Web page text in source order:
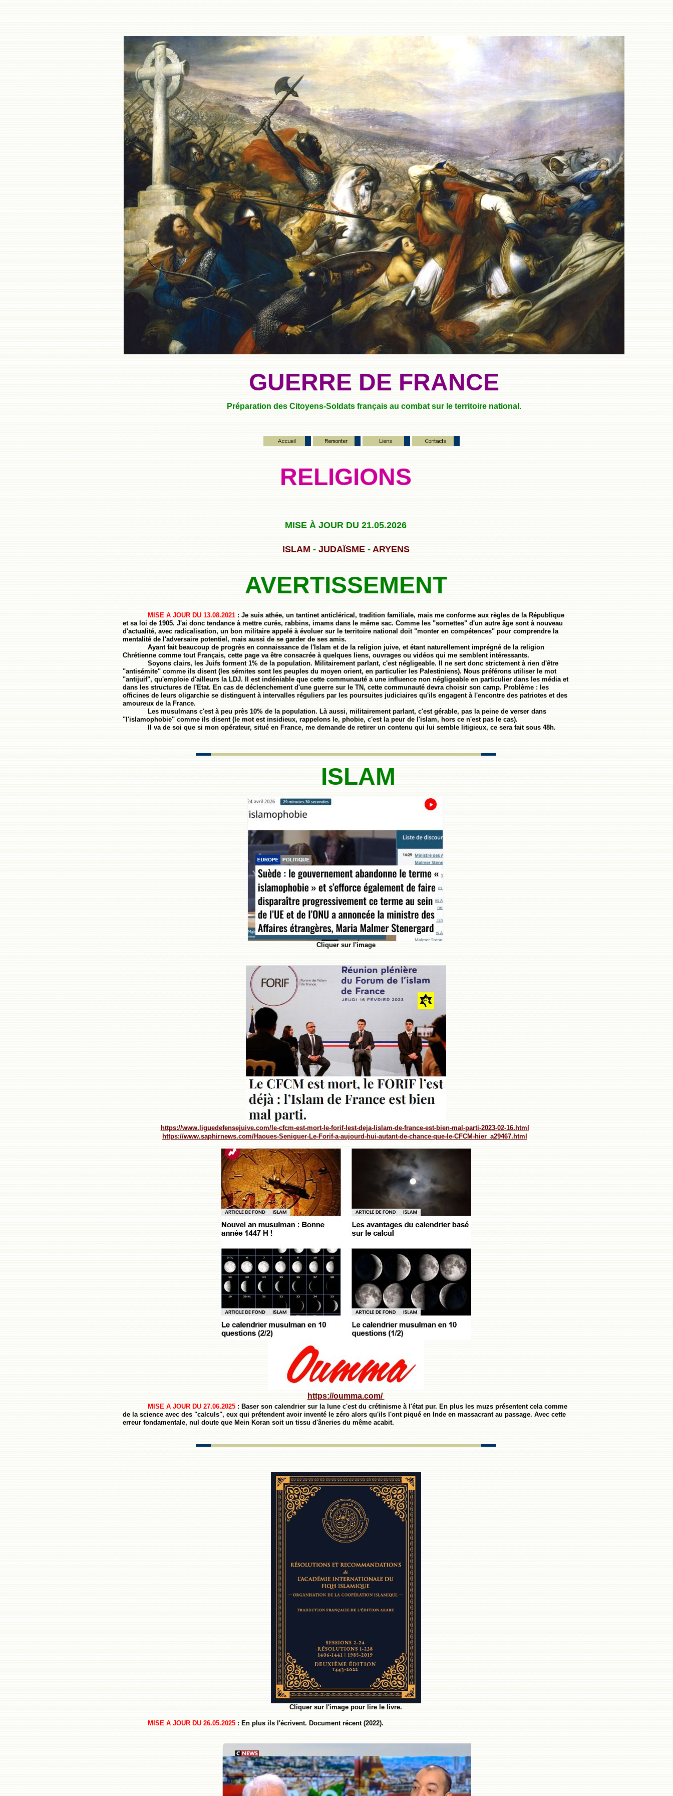
GUERRE DE FRANCE
Préparation des Citoyens-Soldats français au combat sur le territoire national.
RELIGIONS
MISE À JOUR DU 21.05.2026
ISLAM - JUDAÏSME- ARYENS
AVERTISSEMENT
MISE A JOUR DU 13.08.2021 : Je suis athée, un tantinet anticlérical, tradition familiale, mais me conforme aux règles de la République
et sa loi de 1905. J'ai donc tendance à mettre curés, rabbins, imams dans le même sac. Comme les "sornettes" d'un autre âge sont à nouveau
d'actualité, avec radicalisation, un bon militaire appelé à évoluer sur le territoire national doit "monter en compétences" pour comprendre la
mentalité de l'adversaire potentiel, mais aussi de se garder de ses amis.
Ayant fait beaucoup de progrès en connaissance de l'Islam et de la religion juive, et étant naturellement imprégné de la religion
Chrétienne comme tout Français, cette page va être consacrée à quelques liens, ouvrages ou vidéos qui me semblent intéressants.
Soyons clairs, les Juifs forment 1% de la population. Militairement parlant, c'est négligeable. Il ne sert donc strictement à rien d'être
"antisémite" comme ils disent (les sémites sont les peuples du moyen orient, en particulier les Palestiniens). Nous préférons utiliser le mot
"antijuif", qu'emploie d'ailleurs la LDJ. Il est indéniable que cette communauté a une influence non négligeable en particulier dans les média et
dans les structures de l'Etat. En cas de déclenchement d'une guerre sur le TN, cette communauté devra choisir son camp. Problème : les
officines de leurs oligarchie se distinguent à intervalles réguliers par les poursuites judiciaires qu'ils engagent à l'encontre des patriotes et des
amoureux de la France.
Les musulmans c'est à peu près 10% de la population. Là aussi, militairement parlant, c'est gérable, pas la peine de verser dans
"l'islamophobie" comme ils disent (le mot est insidieux, rappelons le, phobie, c'est la peur de l'islam, hors ce n'est pas le cas).
Il va de soi que si mon opérateur, situé en France, me demande de retirer un contenu qui lui semble litigieux, ce sera fait sous 48h.
ISLAM
Cliquer sur l'image
https://www.liguedefensejuive.com/le-cfcm-est-mort-le-forif-lest-deja-lislam-de-france-est-bien-mal-parti-2023-02-16.html
https://www.saphirnews.com/Haoues-Seniguer-Le-Forif-a-aujourd-hui-autant-de-chance-que-le-CFCM-hier_a29467.html
https://oumma.com/
MISE A JOUR DU 27.06.2025 : Baser son calendrier sur la lune c'est du crétinisme à l'état pur. En plus les muzs présentent cela comme
de la science avec des "calculs", eux qui prétendent avoir inventé le zéro alors qu'ils l'ont piqué en Inde en massacrant au passage. Avec cette
erreur fondamentale, nul doute que Mein Koran soit un tissu d'âneries du même acabit.
Cliquer sur l'image pour lire le livre.
MISE A JOUR DU 26.05.2025 : En plus ils l'écrivent. Document récent (2022).